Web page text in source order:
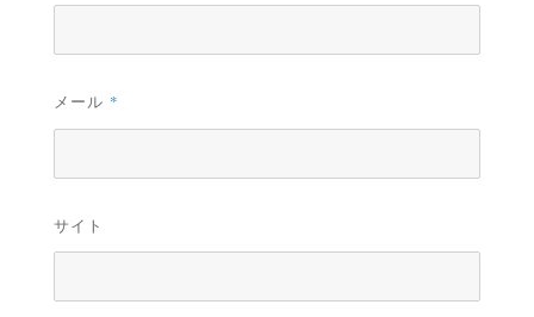
メール *
サイト